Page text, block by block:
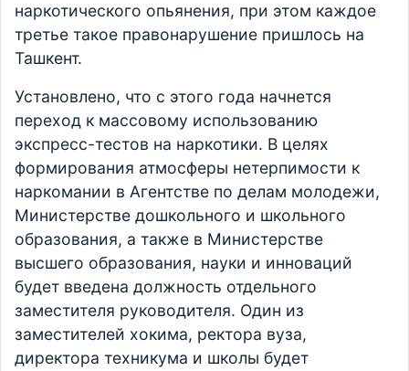
наркотического опьянения, при этом каждое
третье такое правонарушение пришлось на
Ташкент.
Установлено, что с этого года начнется
переход к массовому использованию
экспресс-тестов на наркотики. В целях
формирования атмосферы нетерпимости к
наркомании в Агентстве по делам молодежи,
Министерстве дошкольного и школьного
образования, а также в Министерстве
высшего образования, науки и инноваций
будет введена должность отдельного
заместителя руководителя. Один из
заместителей хокима, ректора вуза,
директора техникума и школы будет